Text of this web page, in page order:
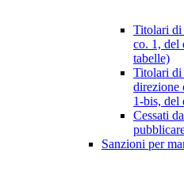
Titolari di
co. 1, del
tabelle)
Titolari di
direzione
1-bis, del
Cessati
Sanzioni per